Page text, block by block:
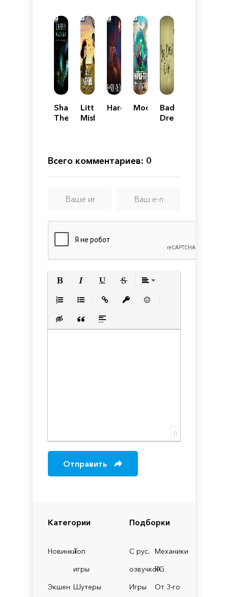
Категории
НовинкиТоп
игры
Экшен Шутеры
Подборки
С рус.
озвучкой
Механики
RG
Игры
От 3-го
Shapik:
The
Little
Misfortune
HardlandMoonlighter
Bad
Dream
Всего комментариев: 0
Вставка скрытого текста
Вставка цитаты
Вставка спойлера
0
Отправить